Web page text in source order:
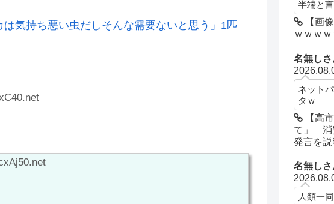
気持ち悪い虫だしそんな需要ないと思う」1匹
半端と
【画
ｗｗｗ
名無しさ
ネット
タｗ
【高
て」 消
発言を説
名無しさ
人類一